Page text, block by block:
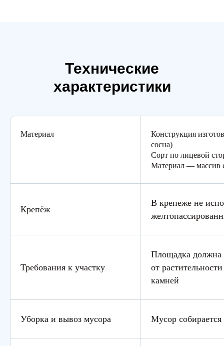
Технические
характеристики
Материал
Конструкция
сосна)
Сорт по лицевой
Материал — массив
Крепёж
В крепеже не
Требования к участку
Площадка должна
от
камней
Уборка и вывоз мусора Мусор